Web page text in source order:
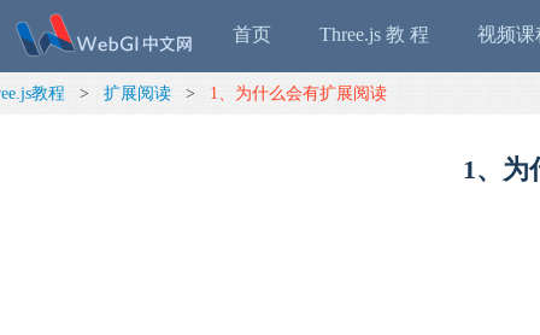
首页 Three.js 教 程 视频课
教程 > 扩展阅读 > 1、为什么会有扩展阅读
1、为